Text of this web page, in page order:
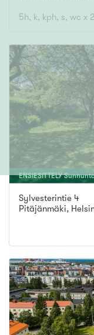
5h, k, kph, s, wc x
ENSIESITTELY
Sylvesterintie 4
Pitäjänmäki,